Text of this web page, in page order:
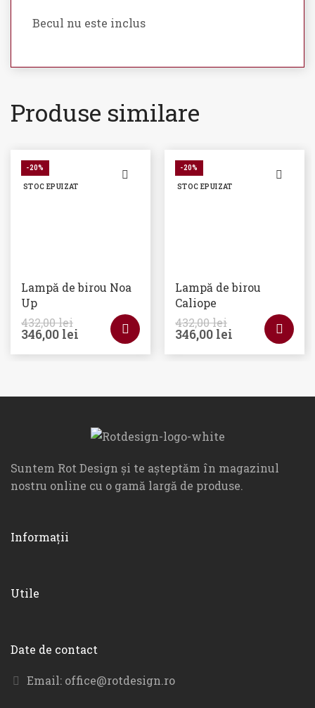
Becul nu este inclus
Produse similare
-20%
STOC EPUIZAT
Lampă de birou Noa
Up
432,00lei
346,00 lei
-20%
STOC EPUIZAT
Lampă de birou
Caliope
432,00lei
346,00 lei
Suntem Rot Design și te așteptăm în magazinul
nostru online cu o gamă largă de produse.
Informații
Utile
Date de contact
Email: office@rotdesign.ro